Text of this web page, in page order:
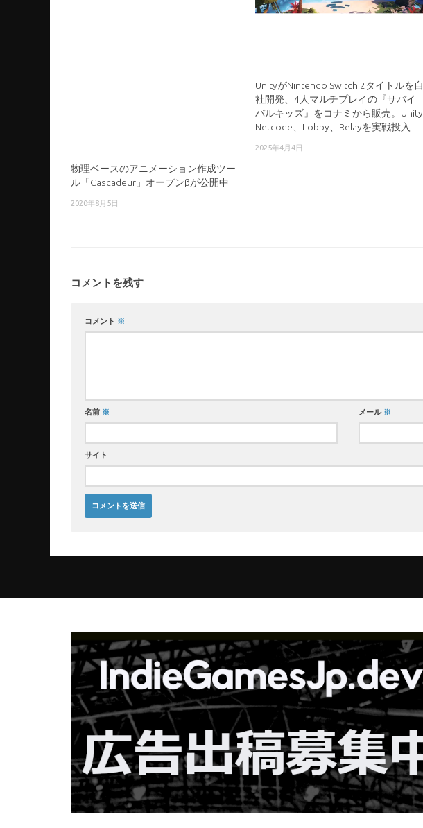
物理ベースのアニメーション作成ツー
ル「Cascadeur」オープンβが公開中
2020年8月5日
UnityがNintendo Switch 2タイトルを自
社開発、4人マルチプレイの『サバイ
バルキッズ』をコナミから販売。Unity
Netcode、Lobby、Relayを実戦投入
2025年4月4日
コメントを残す
コメント ※
名前 ※ メール ※
サイト